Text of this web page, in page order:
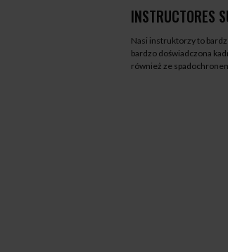
INSTRUCTORES
Nasi instruktorzy to
bardzo doświadczona
również ze